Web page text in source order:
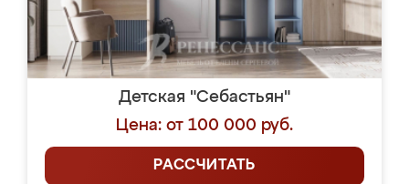
Детская "Себастьян"
Цена: от 100 000 руб.
РАССЧИТАТЬ